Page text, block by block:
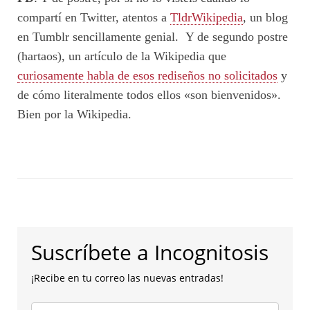
compartí en Twitter, atentos a TldrWikipedia, un blog
en Tumblr sencillamente genial. Y de segundo postre
(hartaos), un artículo de la Wikipedia que
curiosamente habla de esos rediseños no solicitados y
de cómo literalmente todos ellos «son bienvenidos».
Bien por la Wikipedia.
Suscríbete a Incognitosis
¡Recibe en tu correo las nuevas entradas!